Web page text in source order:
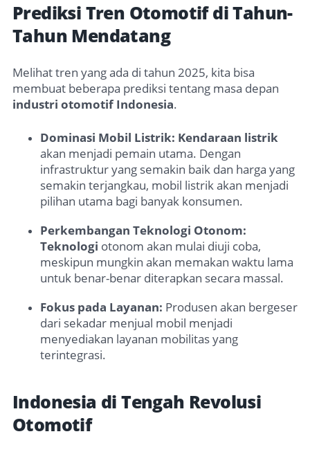
Prediksi Tren Otomotif di Tahun-
Tahun Mendatang
Melihat tren yang ada di tahun 2025, kita bisa
membuat beberapa prediksi tentang masa depan
industri otomotif Indonesia.
Dominasi Mobil Listrik: Kendaraan listrik
akan menjadi pemain utama. Dengan
infrastruktur yang semakin baik dan harga yang
semakin terjangkau, mobil listrik akan menjadi
pilihan utama bagi banyak konsumen.
Perkembangan Teknologi Otonom:
Teknologi otonom akan mulai diuji coba,
meskipun mungkin akan memakan waktu lama
untuk benar-benar diterapkan secara massal.
Fokus pada Layanan: Produsen akan bergeser
dari sekadar menjual mobil menjadi
menyediakan layanan mobilitas yang
terintegrasi.
Indonesia di Tengah Revolusi
Otomotif